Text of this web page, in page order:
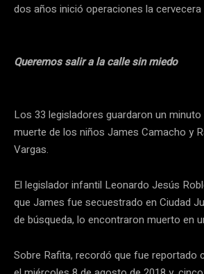
dos años inició operaciones la cervecera
Queremos salir a la calle sin miedo
Los 33 legisladores guardaron un
muerte de los niños James Camacho y
Vargas.
El legislador infantil Leonardo Jesús
que James fue secuestrado en Ciudad
de búsqueda, lo encontraron muerto en
Sobre Rafita, recordó que fue reportado